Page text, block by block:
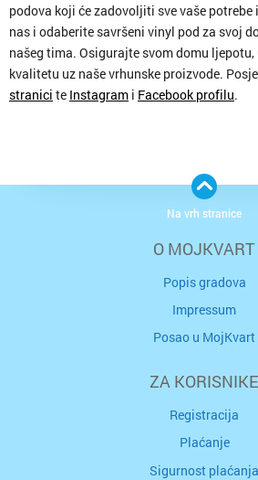
podova koji će zadovoljiti sve vaše
nas i odaberite savršeni vinyl pod za svoj
našeg tima. Osigurajte svom domu
kvalitetu uz naše vrhunske proizvode.
stranici te Instagram i Facebook profilu.
O MOJKVART
Popis gradova
Impressum
Posao u MojKvart
ZA KORISNIKE
Registracija
Plaćanje
Sigurnost plaćanja
Na vrh stranice